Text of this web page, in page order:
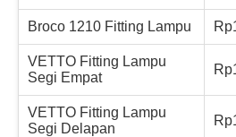
Broco 1210 Fitting Lampu
VETTO Fitting Lampu
Segi Empat
VETTO Fitting Lampu
Segi Delapan